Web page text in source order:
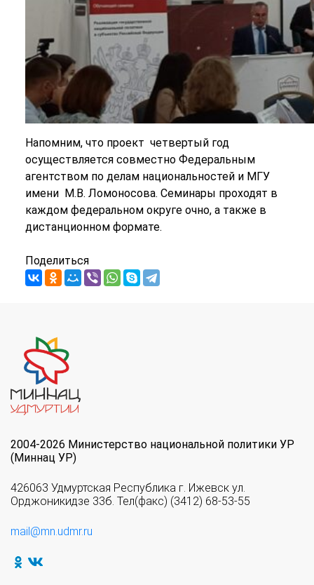
Напомним, что проект четвертый год
осуществляется совместно Федеральным
агентством по делам национальностей и МГУ
имени М.В. Ломоносова. Семинары проходят в
каждом федеральном округе очно, а также в
дистанционном формате.
Поделиться
2004-2026 Министерство национальной политики УР
(Миннац УР)
426063 Удмуртская Республика г. Ижевск ул.
Орджоникидзе 33б. Тел(факс) (3412) 68-53-55
mail@mn.udmr.ru